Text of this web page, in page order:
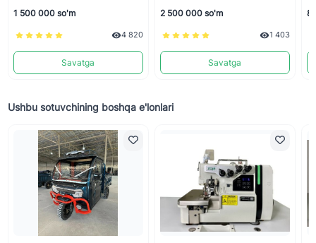
1 500 000 so'm
4 820
Savatga
2 500 000 so'm
1 403
Savatga
Ushbu sotuvchining boshqa e'lonlari